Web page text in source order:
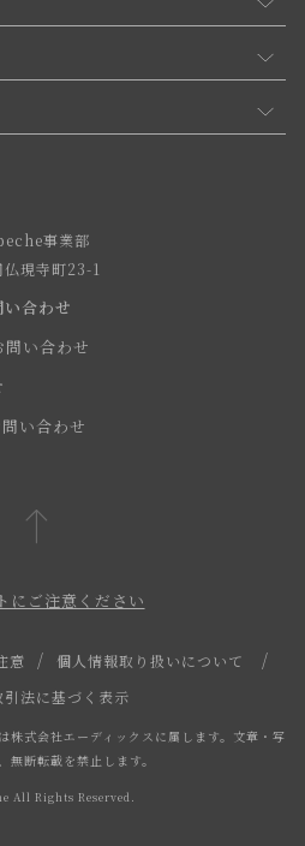
事業部
現寺町23-1
合わせ
問い合わせ
い合わせ
にご注意ください
意
個人情報取り扱いについて
法に基づく表示
株式会社エーディックスに属します。文章・写
無断転載を禁止します。
All Rights Reserved.